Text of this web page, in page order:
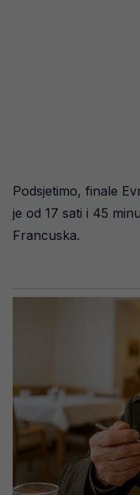
Podsjetimo, finale
je od 17 sati i 45
Francuska.